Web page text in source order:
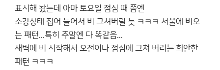
표시해 놨는데 아마 토요일 점심 때 쯤엔
소강상태 접어 들어서 비 그쳐버릴 듯 ㅋㅋㅋ 서울에 비오
는 패턴...특히 주말엔 다 똑같음...
새벽에 비 시작해서 오전이나 점심에 그쳐 버리는 희안한
패턴 ㅋㅋㅋ